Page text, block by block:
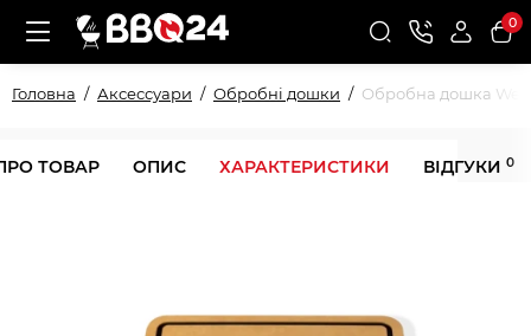
0
Головна Аксессуари Обробні дошки Обробна дошка
ТОВАР ОПИС ХАРАКТЕРИСТИКИ ВІДГУКИ 0